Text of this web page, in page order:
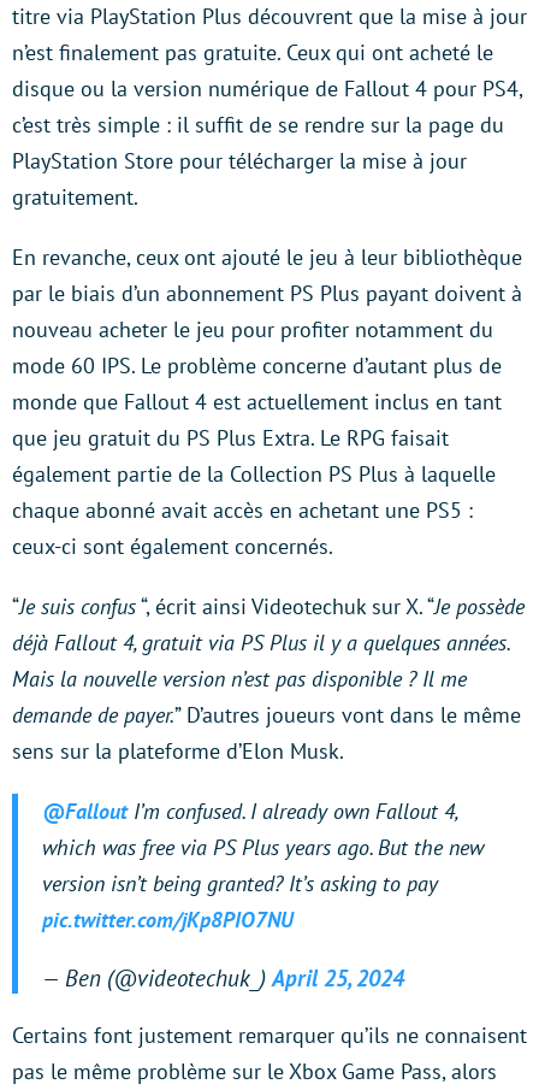
titre via PlayStation Plus découvrent que la mise à jour
n’est finalement pas gratuite. Ceux qui ont acheté le
disque ou la version numérique de Fallout 4 pour PS4,
c’est très simple : il suffit de se rendre sur la page du
PlayStation Store pour télécharger la mise à jour
gratuitement.
En revanche, ceux ont ajouté le jeu à leur bibliothèque
par le biais d’un abonnement PS Plus payant doivent à
nouveau acheter le jeu pour profiter notamment du
mode 60 IPS. Le problème concerne d’autant plus de
monde que Fallout 4 est actuellement inclus en tant
que jeu gratuit du PS Plus Extra. Le RPG faisait
également partie de la Collection PS Plus à laquelle
chaque abonné avait accès en achetant une PS5 :
ceux-ci sont également concernés.
“Je suis confus“, écrit ainsi Videotechuk sur X. “Je possède
déjà Fallout 4, gratuit via PS Plus il y a quelques années.
Mais la nouvelle version n’est pas disponible ? Il me
demande de payer.” D’autres joueurs vont dans le même
sens sur la plateforme d’Elon Musk.
@FalloutI’m confused. I already own Fallout 4,
which was free via PS Plus years ago. But the new
version isn’t being granted? It’s asking to pay
pic.twitter.com/jKp8PIO7NU
— Ben (@videotechuk_) April 25, 2024
Certains font justement remarquer qu’ils ne connaisent
pas le même problème sur le Xbox Game Pass, alors